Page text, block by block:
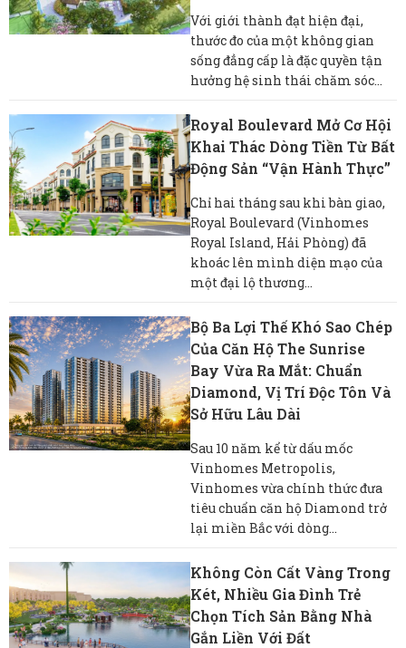
Với giới thành đạt hiện đại,
thước đo của một không gian
sống đẳng cấp là đặc quyền tận
hưởng hệ sinh thái chăm sóc...
Royal Boulevard Mở Cơ Hội
Khai Thác Dòng Tiền Từ Bất
Động Sản “vận Hành Thực”
Chỉ hai tháng sau khi bàn giao,
Royal Boulevard (Vinhomes
Royal Island, Hải Phòng) đã
khoác lên mình diện mạo của
một đại lộ thương...
Bộ Ba Lợi Thế Khó Sao Chép
Của Căn Hộ The Sunrise
Bay Vừa Ra Mắt: Chuẩn
Diamond, Vị Trí Độc Tôn Và
Sở Hữu Lâu Dài
Sau 10 năm kể từ dấu mốc
Vinhomes Metropolis,
Vinhomes vừa chính thức đưa
tiêu chuẩn căn hộ Diamond trở
lại miền Bắc với dòng...
Không Còn Cất Vàng Trong
Két, Nhiều Gia Đình Trẻ
Chọn Tích Sản Bằng Nhà
Gắn Liền Với Đất